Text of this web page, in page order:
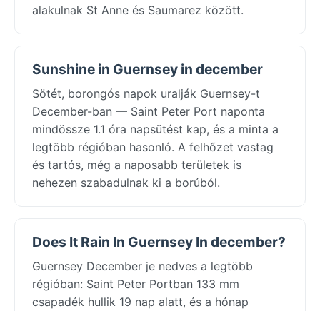
alakulnak St Anne és Saumarez között.
Sunshine in Guernsey in december
Sötét, borongós napok uralják Guernsey-t
December-ban — Saint Peter Port naponta
mindössze 1.1 óra napsütést kap, és a minta a
legtöbb régióban hasonló. A felhőzet vastag
és tartós, még a naposabb területek is
nehezen szabadulnak ki a borúból.
Does It Rain In Guernsey In december?
Guernsey December je nedves a legtöbb
régióban: Saint Peter Portban 133 mm
csapadék hullik 19 nap alatt, és a hónap